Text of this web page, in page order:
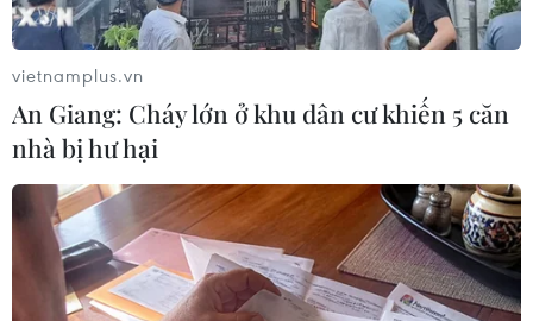
vietnamplus.vn
An Giang: Cháy lớn ở khu dân cư khiến 5 căn
nhà bị hư hại